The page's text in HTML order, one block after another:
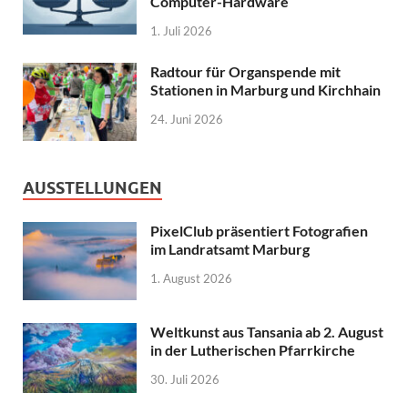
1. Juli 2026
Radtour für Organspende mit
Stationen in Marburg und Kirchhain
24. Juni 2026
AUSSTELLUNGEN
PixelClub präsentiert Fotografien
im Landratsamt Marburg
1. August 2026
Weltkunst aus Tansania ab 2. August
in der Lutherischen Pfarrkirche
30. Juli 2026